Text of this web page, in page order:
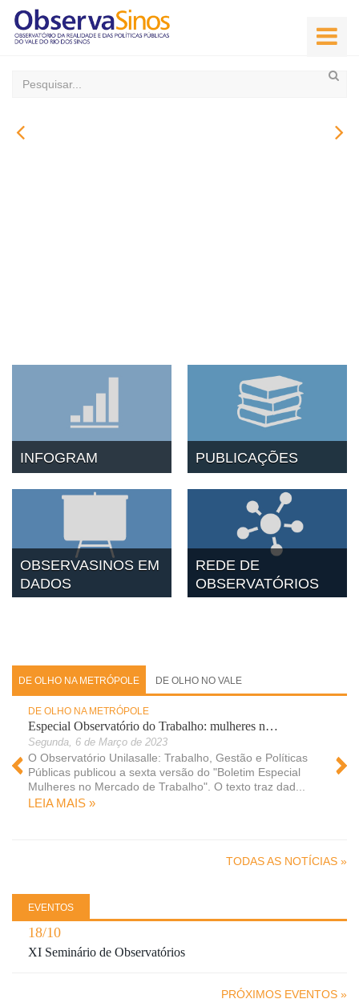
INFOGRAM PUBLICAÇÕES
OBSERVASINOS EM
DADOS
REDE DE
OBSERVATÓRIOS
DE OLHO NA METRÓPOLE DE OLHO NO VALE
DE OLHO NA METRÓPOLE
Especial Observatório do Trabalho: mulheres n…
Segunda, 6 de Março de 2023
O Observatório Unilasalle: Trabalho, Gestão e Políticas
Públicas publicou a sexta versão do "Boletim Especial
Mulheres no Mercado de Trabalho". O texto traz dad...
LEIA MAIS »
TODAS AS NOTÍCIAS »
EVENTOS
18/10
XI Seminário de Observatórios
PRÓXIMOS EVENTOS »